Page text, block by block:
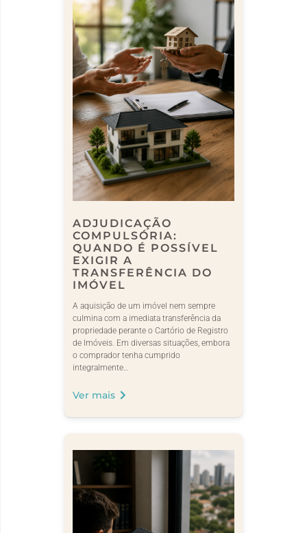
ADJUDICAÇÃO
COMPULSÓRIA:
QUANDO É POSSÍVEL
EXIGIR A
TRANSFERÊNCIA DO
IMÓVEL
A aquisição de um imóvel nem sempre
culmina com a imediata transferência da
propriedade perante o Cartório de Registro
de Imóveis. Em diversas situações, embora
o comprador tenha cumprido
integralmente…
Ver mais